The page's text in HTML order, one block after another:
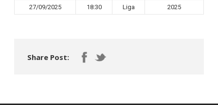
27/09/2025 18:30 Liga 2025
Share Post: